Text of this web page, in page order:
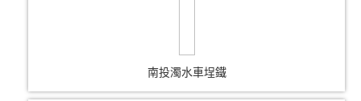
南投濁水車埕鐵